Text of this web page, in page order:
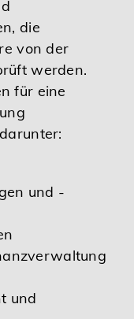
die
von der
werden.
für eine
und -
und